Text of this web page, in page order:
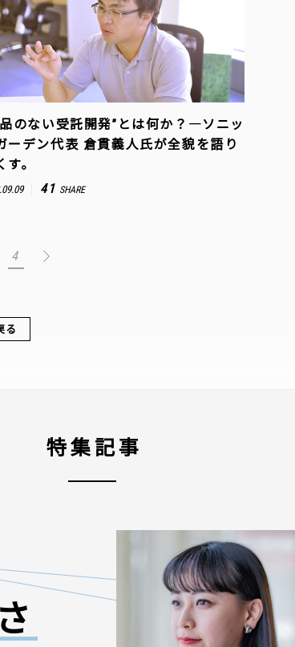
のない受託開発”とは何か？―ソニッ
ーデン代表 倉貫義人氏が全貌を語り
す。
41 SHARE
4
る
特集記事